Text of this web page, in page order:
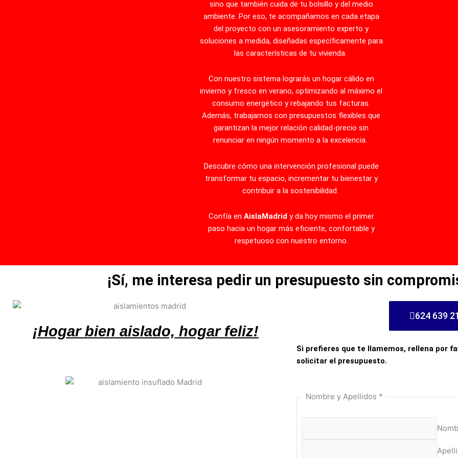
sino que también cuida de tu bolsillo y del medio
ambiente. Por eso, te acompañamos en cada etapa
del proyecto con un asesoramiento experto y
soluciones a medida, diseñadas específicamente para
las características de tu vivienda.
Con nuestro sistema lograrás un hogar cálido en
invierno y fresco en verano, optimizando al máximo el
consumo energético y rebajando tus facturas.
Además, trabajamos con presupuestos flexibles que
garantizan la mejor relación calidad-precio sin
renunciar en ningún momento a la excelencia.
Descubre cómo una intervención profesional puede
transformar tu espacio, incrementar tu bienestar y
contribuir a la sostenibilidad.
Confía en AislaMadridy da hoy mismo el primer
paso hacia un hogar más eficiente, confortable y
respetuoso con nuestro entorno.
¡Sí, me interesa pedir un presupuesto sin
¡Hogar bien aislado, hogar feliz!
624 639
Si prefieres que te llamemos, rellena por
solicitar el presupuesto.
Nombre y Apellidos *